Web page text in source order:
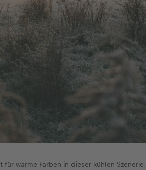
warme Farben in dieser kühlen Szenerie.